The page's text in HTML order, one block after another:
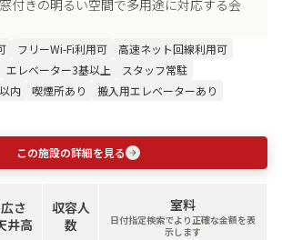
付きの明るい空間で多用途に対応する会
フリーWi-Fi利用可
高速ネット回線利用可
エレベーター3基以上
スタッフ常駐
内
喫煙所あり
搬入用エレベーターあり
この施設の詳細を見る
広さ
井高
収容人
数
室料
日付指定検索でより正確な金額を表
示します